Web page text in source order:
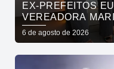
EX-PREFEITOS
VEREADORA
REAFIRMAM
ANDRÉ GADELHA
6 de agosto de 2026